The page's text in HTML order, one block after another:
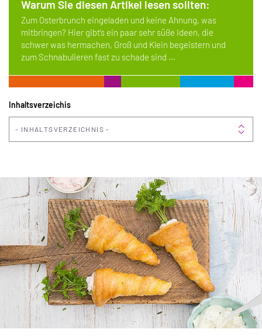
Warum Sie diesen Artikel lesen sollten:
Zum Osterbrunch eingeladen und keine Ahnung, was
mitbringen? Hier gibt’s ein paar sehr süße Ideen, die
schwer was hermachen, Groß und Klein begeistern und
zum Schnabulieren fast zu schade sind …
Inhaltsverzeichis
INHALTSVERZEICHNIS